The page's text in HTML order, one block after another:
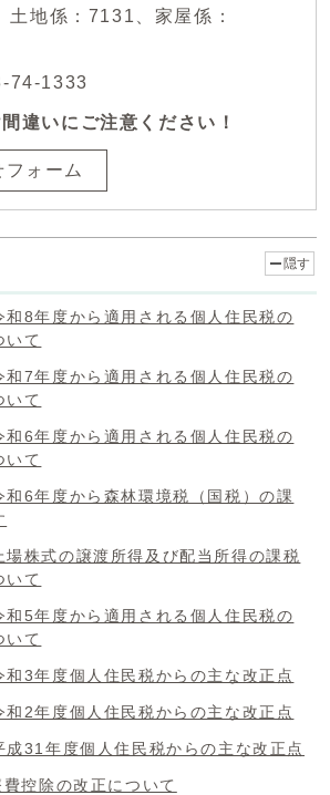
土地係：7131、家屋係：
74-1333
違いにご注意ください！
ォーム
隠す
和8年度から適用される個人住民税の
いて
和7年度から適用される個人住民税の
いて
和6年度から適用される個人住民税の
いて
和6年度から森林環境税（国税）の課
場株式の譲渡所得及び配当所得の課税
いて
和5年度から適用される個人住民税の
いて
和3年度個人住民税からの主な改正点
和2年度個人住民税からの主な改正点
成31年度個人住民税からの主な改正点
控除の改正について